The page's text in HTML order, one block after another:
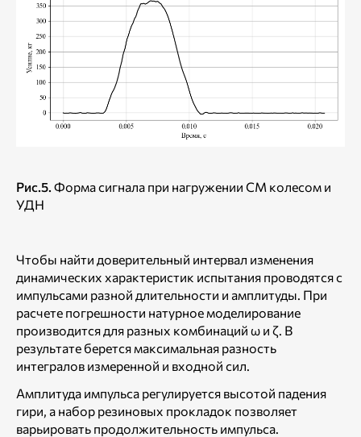
Рис.5. Форма сигнала при нагружении СМ колесом и
УДН
Чтобы найти доверительный интервал изменения
динамических характеристик испытания проводятся с
импульсами разной длительности и амплитуды. При
расчете погрешности натурное моделирование
производится для разных комбинаций ω и ζ. В
результате берется максимальная разность
интегралов измеренной и входной сил.
Амплитуда импульса регулируется высотой падения
гири, а набор резиновых прокладок позволяет
варьировать продолжительность импульса.